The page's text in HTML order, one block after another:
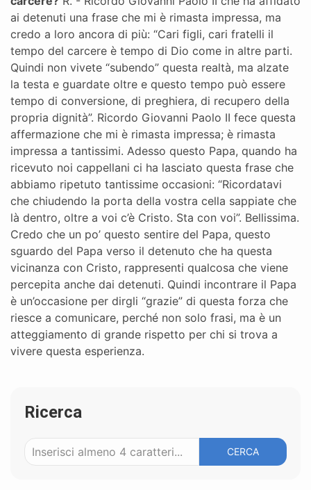
ai detenuti una frase che mi è rimasta impressa, ma
credo a loro ancora di più: “Cari figli, cari fratelli il
tempo del carcere è tempo di Dio come in altre parti.
Quindi non vivete “subendo” questa realtà, ma alzate
la testa e guardate oltre e questo tempo può essere
tempo di conversione, di preghiera, di recupero della
propria dignità”. Ricordo Giovanni Paolo II fece questa
affermazione che mi è rimasta impressa; è rimasta
impressa a tantissimi. Adesso questo Papa, quando ha
ricevuto noi cappellani ci ha lasciato questa frase che
abbiamo ripetuto tantissime occasioni: “Ricordatavi
che chiudendo la porta della vostra cella sappiate che
là dentro, oltre a voi c’è Cristo. Sta con voi”. Bellissima.
Credo che un po’ questo sentire del Papa, questo
sguardo del Papa verso il detenuto che ha questa
vicinanza con Cristo, rappresenti qualcosa che viene
percepita anche dai detenuti. Quindi incontrare il Papa
è un’occasione per dirgli “grazie” di questa forza che
riesce a comunicare, perché non solo frasi, ma è un
atteggiamento di grande rispetto per chi si trova a
vivere questa esperienza.
Ricerca
CERCA